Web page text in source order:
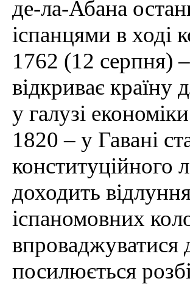
де-ла-Абана
іспанцями в ході
1762 (12 серпня)
відкриває країну
у галузі
1820 – у Гавані
конституційного
доходить
іспаномовних
впроваджуватися
посилюється